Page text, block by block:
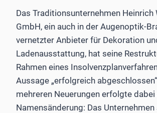
Das Traditionsunternehmen Heinrich
GmbH, ein auch in der Augenoptik-
vernetzter Anbieter für Dekoration
Ladenausstattung, hat seine
Rahmen eines
Aussage „erfolgreich
mehreren Neuerungen erfolgte dabei
Namensänderung: Das Unternehmen